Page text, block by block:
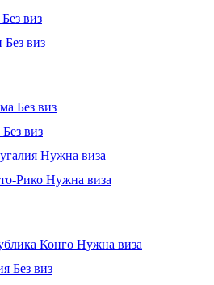
Без виз
Без виз
Без виз
Без виз
Нужна виза
Рико Нужна виза
Конго Нужна виза
Без виз